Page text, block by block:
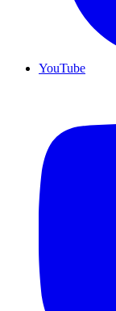
YouTube